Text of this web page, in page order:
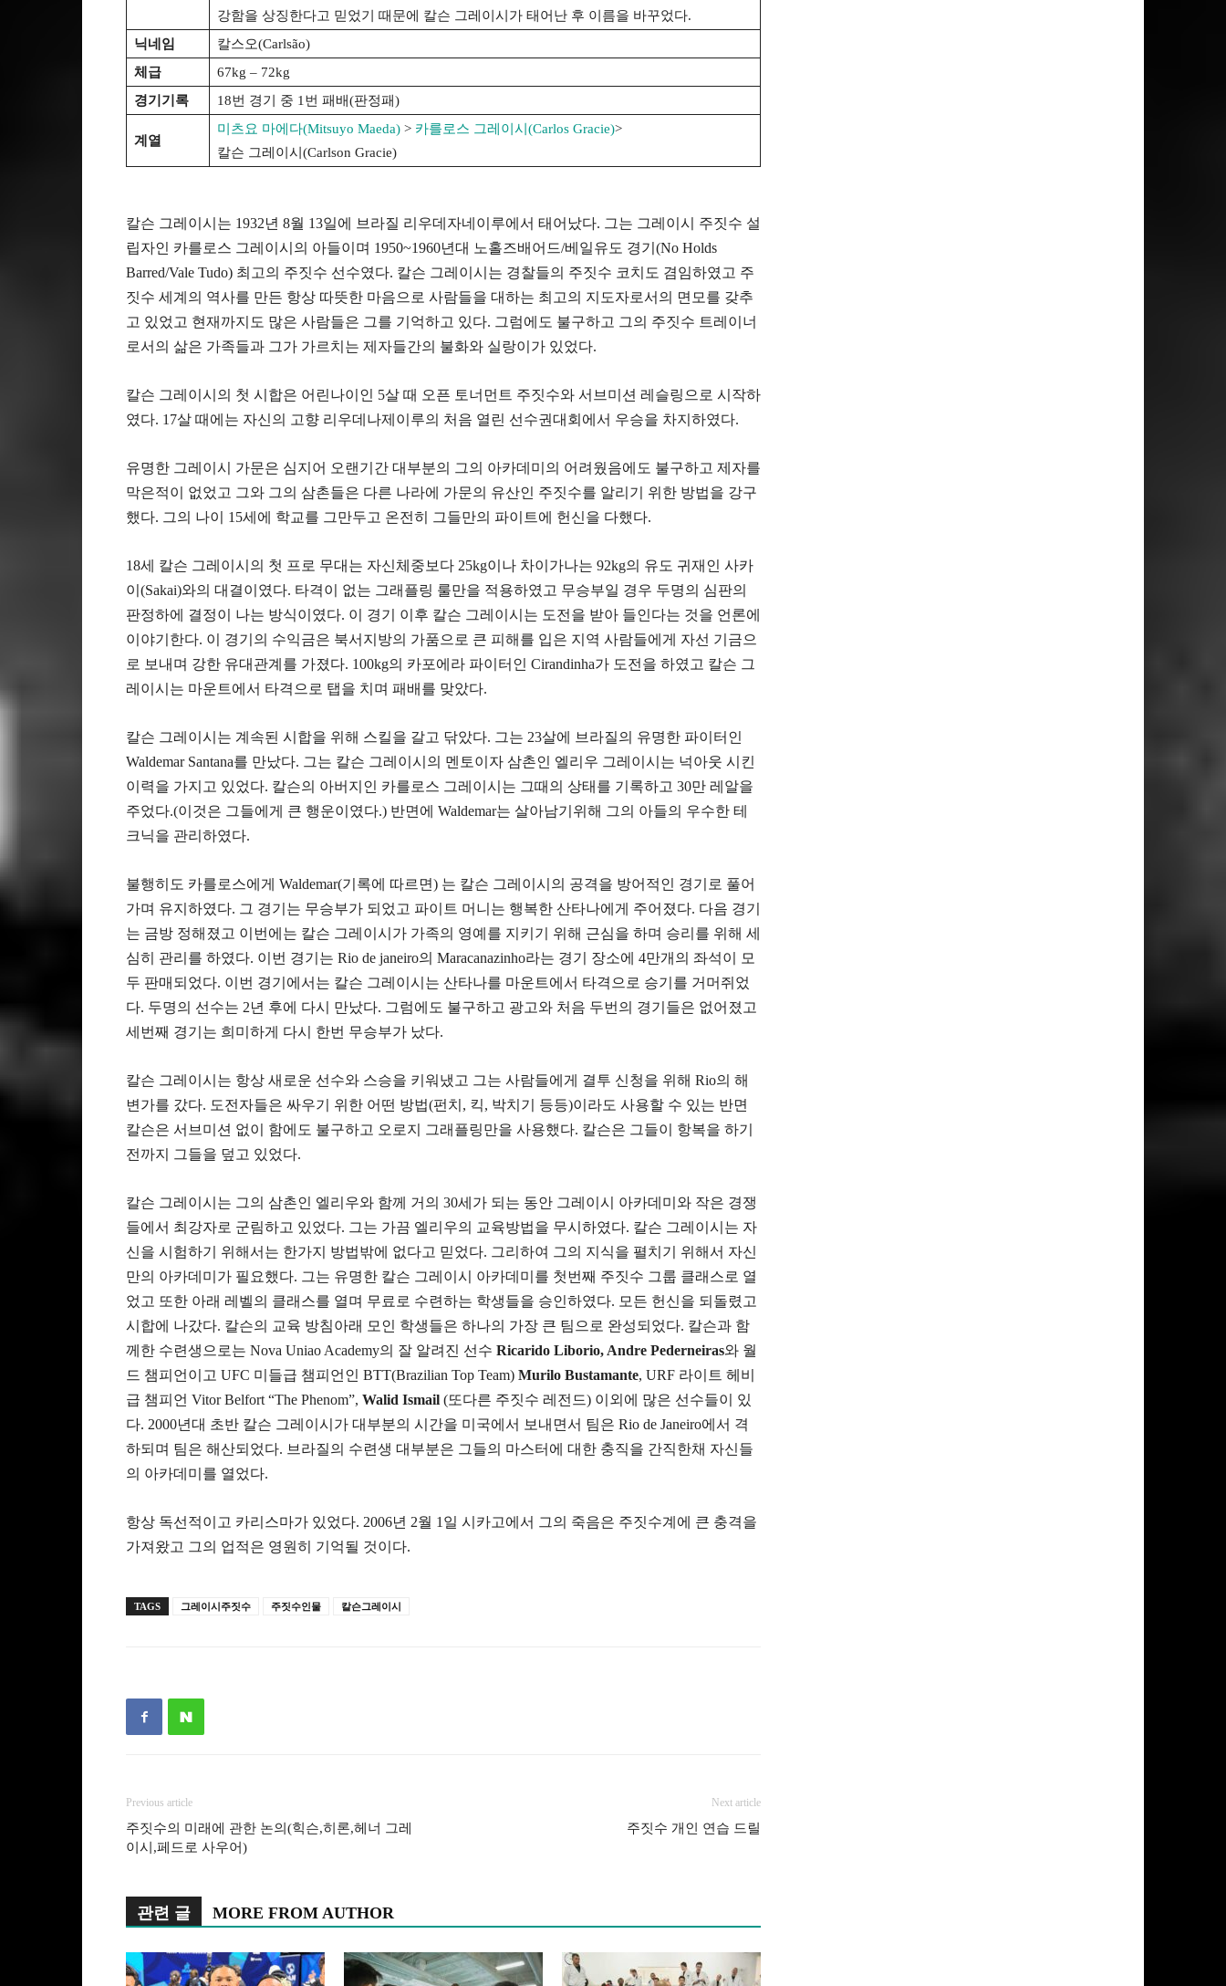
강함을 상징한다고 믿었기 때문에 칼슨 그레이시가 태어난 후 이름을 바꾸었다.
닉네임
칼스오(Carlsão)
체급
67kg – 72kg
경기기록
18번 경기 중 1번 패배(판정패)
계열
미츠요 마에다(Mitsuyo Maeda) > 카를로스 그레이시(Carlos Gracie)>
칼슨 그레이시(Carlson Gracie)
칼슨 그레이시는 1932년 8월 13일에 브라질 리우데자네이루에서 태어났다. 그는 그레이시 주짓수 설
립자인 카를로스 그레이시의 아들이며 1950~1960년대 노홀즈배어드/베일유도 경기(No Holds
Barred/Vale Tudo) 최고의 주짓수 선수였다. 칼슨 그레이시는 경찰들의 주짓수 코치도 겸임하였고 주
짓수 세계의 역사를 만든 항상 따뜻한 마음으로 사람들을 대하는 최고의 지도자로서의 면모를 갖추
고 있었고 현재까지도 많은 사람들은 그를 기억하고 있다. 그럼에도 불구하고 그의 주짓수 트레이너
로서의 삶은 가족들과 그가 가르치는 제자들간의 불화와 실랑이가 있었다.
칼슨 그레이시의 첫 시합은 어린나이인 5살 때 오픈 토너먼트 주짓수와 서브미션 레슬링으로 시작하
였다. 17살 때에는 자신의 고향 리우데나제이루의 처음 열린 선수권대회에서 우승을 차지하였다.
유명한 그레이시 가문은 심지어 오랜기간 대부분의 그의 아카데미의 어려웠음에도 불구하고 제자를
막은적이 없었고 그와 그의 삼촌들은 다른 나라에 가문의 유산인 주짓수를 알리기 위한 방법을 강구
했다. 그의 나이 15세에 학교를 그만두고 온전히 그들만의 파이트에 헌신을 다했다.
18세 칼슨 그레이시의 첫 프로 무대는 자신체중보다 25kg이나 차이가나는 92kg의 유도 귀재인 사카
이(Sakai)와의 대결이였다. 타격이 없는 그래플링 룰만을 적용하였고 무승부일 경우 두명의 심판의
판정하에 결정이 나는 방식이였다. 이 경기 이후 칼슨 그레이시는 도전을 받아 들인다는 것을 언론에
이야기한다. 이 경기의 수익금은 북서지방의 가품으로 큰 피해를 입은 지역 사람들에게 자선 기금으
로 보내며 강한 유대관계를 가졌다. 100kg의 카포에라 파이터인 Cirandinha가 도전을 하였고 칼슨 그
레이시는 마운트에서 타격으로 탭을 치며 패배를 맞았다.
칼슨 그레이시는 계속된 시합을 위해 스킬을 갈고 닦았다. 그는 23살에 브라질의 유명한 파이터인
Waldemar Santana를 만났다. 그는 칼슨 그레이시의 멘토이자 삼촌인 엘리우 그레이시는 넉아웃 시킨
이력을 가지고 있었다. 칼슨의 아버지인 카를로스 그레이시는 그때의 상태를 기록하고 30만 레알을
주었다.(이것은 그들에게 큰 행운이였다.) 반면에 Waldemar는 살아남기위해 그의 아들의 우수한 테
크닉을 관리하였다.
불행히도 카를로스에게 Waldemar(기록에 따르면) 는 칼슨 그레이시의 공격을 방어적인 경기로 풀어
가며 유지하였다. 그 경기는 무승부가 되었고 파이트 머니는 행복한 산타나에게 주어졌다. 다음 경기
는 금방 정해졌고 이번에는 칼슨 그레이시가 가족의 영예를 지키기 위해 근심을 하며 승리를 위해 세
심히 관리를 하였다. 이번 경기는 Rio de janeiro의 Maracanazinho라는 경기 장소에 4만개의 좌석이 모
두 판매되었다. 이번 경기에서는 칼슨 그레이시는 산타나를 마운트에서 타격으로 승기를 거머쥐었
다. 두명의 선수는 2년 후에 다시 만났다. 그럼에도 불구하고 광고와 처음 두번의 경기들은 없어졌고
세번째 경기는 희미하게 다시 한번 무승부가 났다.
칼슨 그레이시는 항상 새로운 선수와 스승을 키워냈고 그는 사람들에게 결투 신청을 위해 Rio의 해
변가를 갔다. 도전자들은 싸우기 위한 어떤 방법(펀치, 킥, 박치기 등등)이라도 사용할 수 있는 반면
칼슨은 서브미션 없이 함에도 불구하고 오로지 그래플링만을 사용했다. 칼슨은 그들이 항복을 하기
전까지 그들을 덮고 있었다.
칼슨 그레이시는 그의 삼촌인 엘리우와 함께 거의 30세가 되는 동안 그레이시 아카데미와 작은 경쟁
들에서 최강자로 군림하고 있었다. 그는 가끔 엘리우의 교육방법을 무시하였다. 칼슨 그레이시는 자
신을 시험하기 위해서는 한가지 방법밖에 없다고 믿었다. 그리하여 그의 지식을 펼치기 위해서 자신
만의 아카데미가 필요했다. 그는 유명한 칼슨 그레이시 아카데미를 첫번째 주짓수 그룹 클래스로 열
었고 또한 아래 레벨의 클래스를 열며 무료로 수련하는 학생들을 승인하였다. 모든 헌신을 되돌렸고
시합에 나갔다. 칼슨의 교육 방침아래 모인 학생들은 하나의 가장 큰 팀으로 완성되었다. 칼슨과 함
께한 수련생으로는 Nova Uniao Academy의 잘 알려진 선수 Ricarido Liborio, Andre Pederneiras와 월
드 챔피언이고 UFC 미들급 챔피언인 BTT(Brazilian Top Team) Murilo Bustamante, URF 라이트 헤비
급 챔피언 Vitor Belfort “The Phenom”, Walid Ismail (또다른 주짓수 레전드) 이외에 많은 선수들이 있
다. 2000년대 초반 칼슨 그레이시가 대부분의 시간을 미국에서 보내면서 팀은 Rio de Janeiro에서 격
하되며 팀은 해산되었다. 브라질의 수련생 대부분은 그들의 마스터에 대한 충직을 간직한채 자신들
의 아카데미를 열었다.
항상 독선적이고 카리스마가 있었다. 2006년 2월 1일 시카고에서 그의 죽음은 주짓수계에 큰 충격을
가져왔고 그의 업적은 영원히 기억될 것이다.
TAGS 그레이시주짓수 주짓수인물 칼슨그레이시
Previous article
주짓수의 미래에 관한 논의(힉슨,히론,헤너 그레
이시,페드로 사우어)
Next article
주짓수 개인 연습 드릴
관련 글 MORE FROM AUTHOR